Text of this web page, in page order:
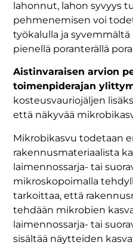
lahonnut, lahon syvyys
pehmenemisen voi
työkalulla ja
pienellä poranterällä
Aistinvaraisen arvion
toimenpiderajan
kosteusvauriojäljen
että näkyvää
Mikrobikasvu todetaan
rakennusmateriaalista
laimennossarja- tai
mikroskopoimalla
tarkoittaa, että
tehdään mikrobien
laimennossarja- tai
sisältää näytteiden